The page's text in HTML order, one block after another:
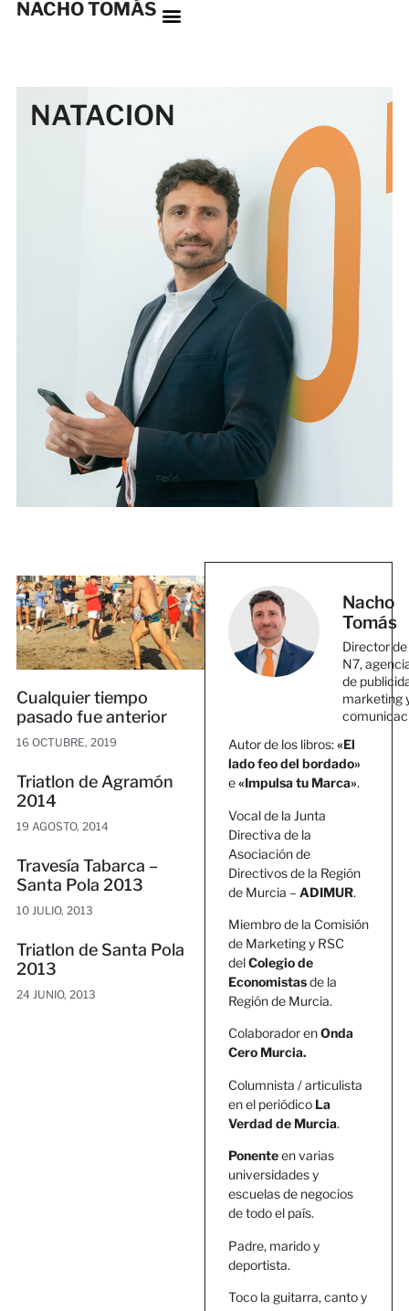
NACHO TOMÁS
NATACION
Cualquier tiempo
pasado fue anterior
16 OCTUBRE, 2019
Triatlon de Agramón
2014
19 AGOSTO, 2014
Travesía Tabarca –
Santa Pola 2013
10 JULIO, 2013
Triatlon de Santa Pola
2013
24 JUNIO, 2013
Nacho
Tomás
Director de
N7,
de
marketing
Autor de los libros:«El
lado feo del bordado»
e«Impulsa tu Marca».
Vocal de la Junta
Directiva de la
Asociación de
Directivos de la Región
de Murcia – ADIMUR.
Miembro de la Comisión
de Marketing y RSC
delColegio de
Economistasde la
Región de Murcia.
Colaborador enOnda
Cero Murcia.
Columnista / articulista
en el periódico La
Verdad de Murcia.
Ponenteen varias
universidades y
escuelas de negocios
de todo el país.
Padre, marido y
deportista.
Toco la guitarra, canto y